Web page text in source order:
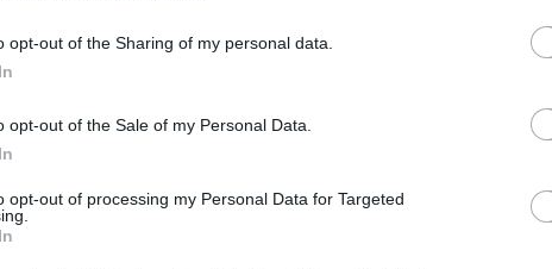
opt-out of the Sharing of my personal data.
opt-out of the Sale of my Personal Data.
opt-out of processing my Personal Data for Targeted
von runs zu machen,um eine Errungenschaft zu
mehr so groß!
Spiel reden,mit den ganzen Nettigkeiten wie hohe
habe ein richtiges Leben mit Arbeit,Familie,Freunden
mal gar nicht um alles doppelt zu machen!
gerne eine andere haben...versucht aber bitte nicht mir eure aufzuzwingen